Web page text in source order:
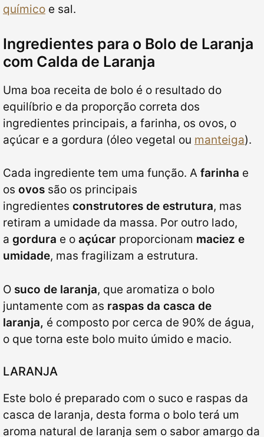
químico e sal.
Ingredientes para o Bolo de Laranja
com Calda de Laranja
Uma boa receita de bolo é o resultado do
equilíbrio e da proporção correta dos
ingredientes principais, a farinha, os ovos, o
açúcar e a gordura (óleo vegetal ou manteiga).
Cada ingrediente tem uma função. A farinha e
os ovos são os principais
ingredientes construtores de estrutura, mas
retiram a umidade da massa. Por outro lado,
a gordura e o açúcar proporcionam maciez e
umidade, mas fragilizam a estrutura.
O suco de laranja, que aromatiza o bolo
juntamente com as raspas da casca de
laranja, é composto por cerca de 90% de água,
o que torna este bolo muito úmido e macio.
LARANJA
Este bolo é preparado com o suco e raspas da
casca de laranja, desta forma o bolo terá um
aroma natural de laranja sem o sabor amargo da